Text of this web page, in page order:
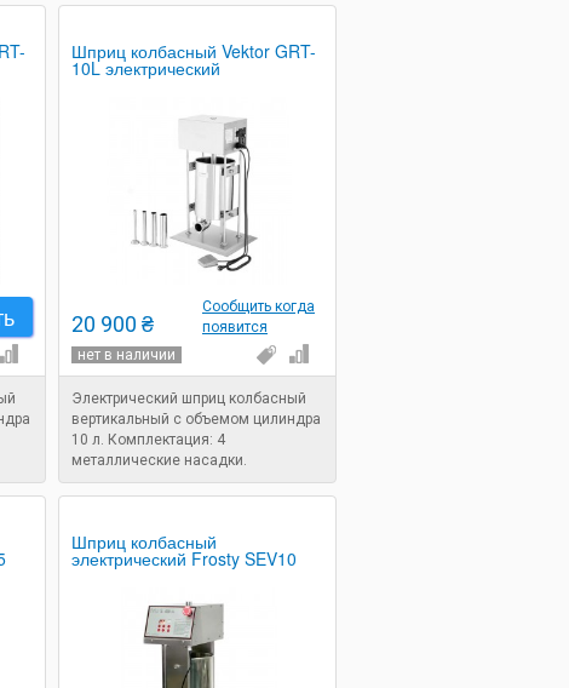
кВт. Назначение: шприц для
Шприц колбасный Vektor GRT-
10L электрический
Сообщить когда
появится
20 900 ₴
нет в наличии
Электрический шприц колбасный
вертикальный с объемом цилиндра
10 л. Комплектация: 4
металлические насадки.
Напряжение: 220 В. Мощность: 0,2
кВт. Назначение: шприц для
Шприц колбасный
электрический Frosty SEV10